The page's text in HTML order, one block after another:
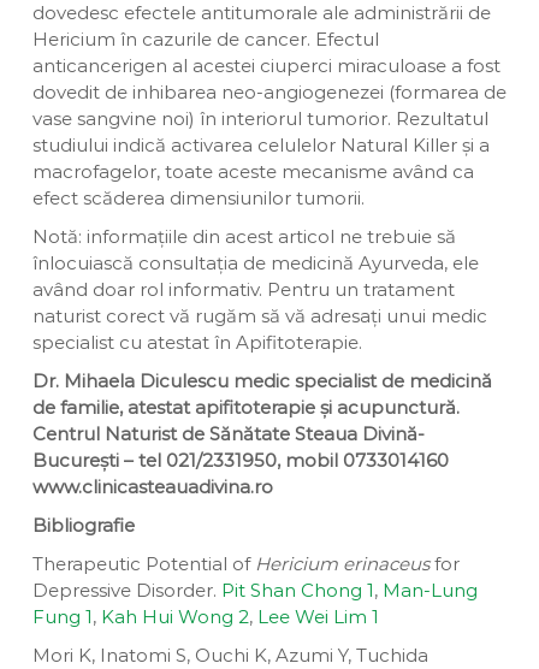
dovedesc efectele antitumorale ale administrării de
Hericium în cazurile de cancer. Efectul
anticancerigen al acestei ciuperci miraculoase a fost
dovedit de inhibarea neo-angiogenezei (formarea de
vase sangvine noi) în interiorul tumorior. Rezultatul
studiului indică activarea celulelor Natural Killer și a
macrofagelor, toate aceste mecanisme având ca
efect scăderea dimensiunilor tumorii.
Notă: informațiile din acest articol ne trebuie să
înlocuiască consultația de medicină Ayurveda, ele
având doar rol informativ. Pentru un tratament
naturist corect vă rugăm să vă adresați unui medic
specialist cu atestat în Apifitoterapie.
Dr. Mihaela Diculescu medic specialist de medicină
de familie, atestat apifitoterapie și acupunctură.
Centrul Naturist de Sănătate Steaua Divină-
București – tel 021/2331950, mobil 0733014160
www.clinicasteauadivina.ro
Bibliografie
Therapeutic Potential of Hericium erinaceusfor
Depressive Disorder. Pit Shan Chong 1, Man-Lung
Fung 1, Kah Hui Wong 2, Lee Wei Lim 1
Mori K, Inatomi S, Ouchi K, Azumi Y, Tuchida